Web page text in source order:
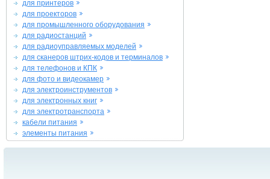
для принтеров
для проекторов
для промышленного оборудования
для радиостанций
для радиоуправляемых моделей
для сканеров штрих-кодов и терминалов
для телефонов и КПК
для фото и видеокамер
для электроинструментов
для электронных книг
для электротранспорта
кабели питания
элементы питания